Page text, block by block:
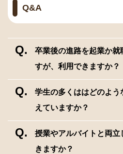
Q&A
Q.
卒業後の進路を起業か就
すが、利用できますか？
Q.
学生の多くははどのよう
えていますか？
Q.
授業やアルバイトと両立
きますか？